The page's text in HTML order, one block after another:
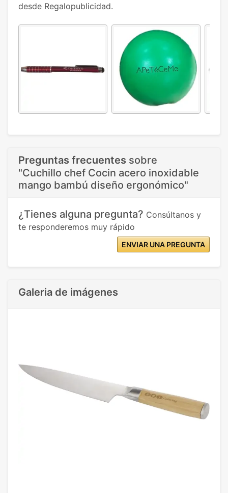
desde Regalopublicidad.
Preguntas frecuentes sobre
"Cuchillo chef Cocin acero inoxidable
mango bambú diseño ergonómico"
¿Tienes alguna pregunta? Consúltanos y
te responderemos muy rápido
ENVIAR UNA PREGUNTA
Galeria de imágenes